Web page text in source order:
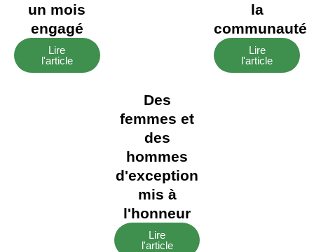
un mois
engagé
Lire
l'article
Des
femmes et
des
hommes
d'exception
mis à
l'honneur
Lire
l'article
la
communauté
Lire
l'article